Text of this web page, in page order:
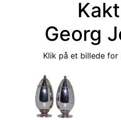
Georg
Klik på et billede